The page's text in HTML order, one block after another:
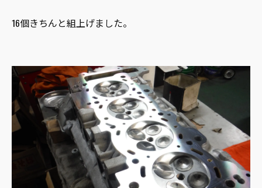
16個きちんと組上げました。